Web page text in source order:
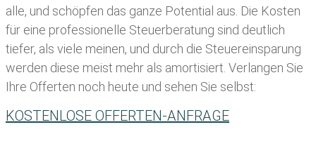
alle, und schöpfen das ganze Potential aus. Die Kosten
für eine professionelle Steuerberatung sind deutlich
tiefer, als viele meinen, und durch die Steuereinsparung
werden diese meist mehr als amortisiert. Verlangen Sie
Ihre Offerten noch heute und sehen Sie selbst:
KOSTENLOSE OFFERTEN-ANFRAGE